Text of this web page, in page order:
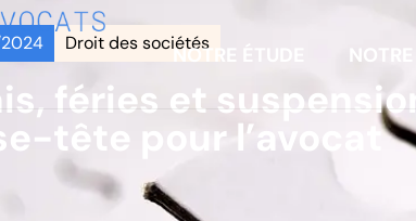
NOTRE ÉTUDE
Droit des sociétés
féries et
tête pour l’avocat